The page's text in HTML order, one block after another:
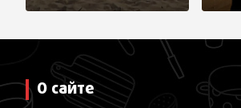
О сайте